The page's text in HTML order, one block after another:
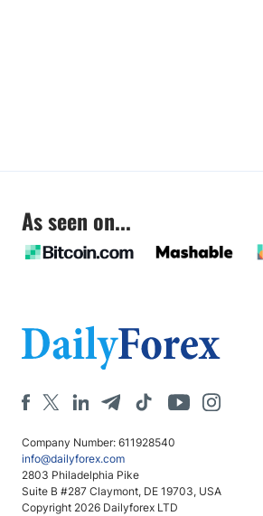
As seen on...
Company Number: 611928540
info@dailyforex.com
2803 Philadelphia Pike
Suite B #287 Claymont, DE 19703, USA
Copyright 2026 Dailyforex LTD